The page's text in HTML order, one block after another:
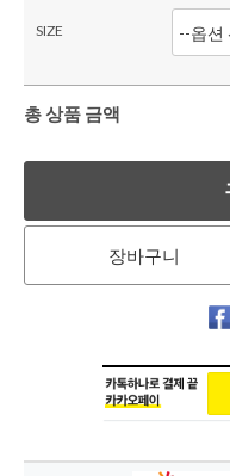
SIZE
총 상품 금액
장바구니